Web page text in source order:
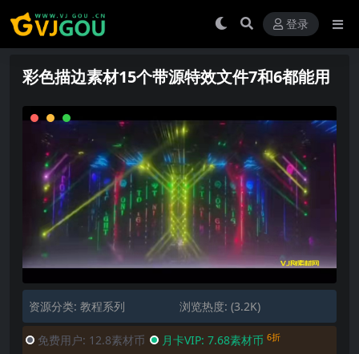
登录
彩色描边素材15个带源特效文件7和6都能用
资源分类: 教程系列 浏览热度: (3.2K)
免费用户: 12.8素材币 月卡VIP: 7.68素材币 6折